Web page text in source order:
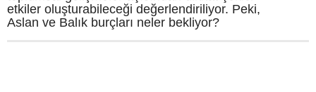
etkiler oluşturabileceği değerlendiriliyor. Peki,
Aslan ve Balık burçları neler bekliyor?